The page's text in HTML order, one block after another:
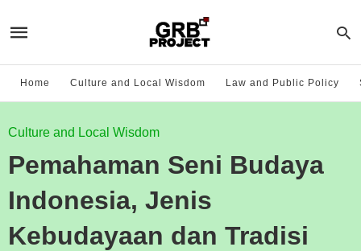
Home Culture and Local Wisdom Law and Public Policy
Culture and Local Wisdom
Pemahaman Seni Budaya
Indonesia, Jenis
Kebudayaan dan Tradisi